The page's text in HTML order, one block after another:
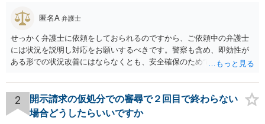
匿名A 弁護士
せっかく弁護士に依頼をしておられるのですから、ご依頼中の弁護士
には状況を説明し対応をお願いするべきです。警察も含め、即効性が
ある形での状況改善にはならなくとも、安全確保のためできることは
2
開示請求の仮処分での審尋で２回目で終わらない
場合どうしたらいいですか